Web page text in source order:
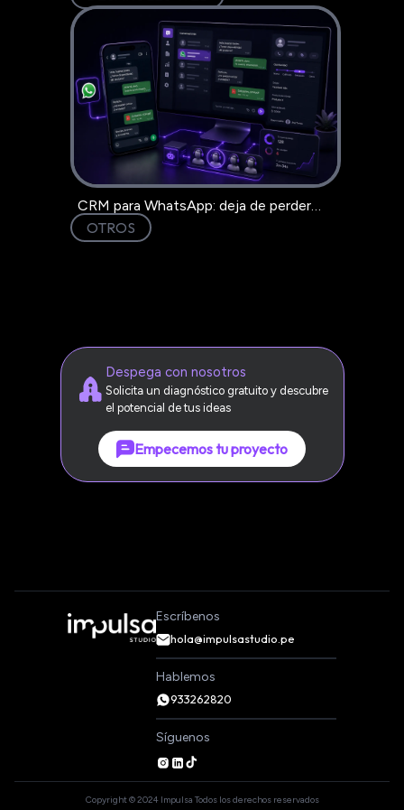
CRM para WhatsApp: deja de perder
clientes en el chat
OTROS
Despega con nosotros
Solicita un diagnóstico gratuito y descubre
el potencial de tus ideas
Empecemos tu proyecto
Escríbenos
hola@impulsastudio.pe
Hablemos
933262820
Síguenos
Copyright © 2024 Impulsa Todos los derechos reservados